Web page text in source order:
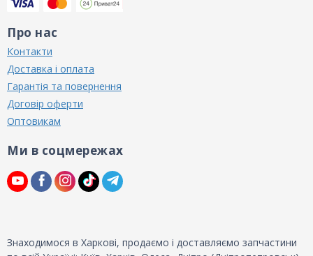
Про нас
Контакти
Доставка і оплата
Гарантія та повернення
Договір оферти
Оптовикам
Ми в соцмережах
Знаходимося в Харкові, продаємо і доставляємо запчастини